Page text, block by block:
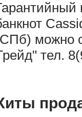
можно
тел.